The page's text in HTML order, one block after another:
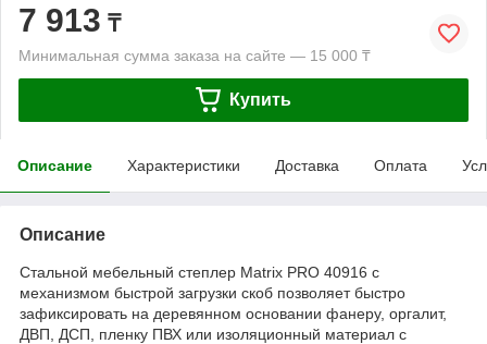
7 913 ₸
Минимальная сумма заказа на сайте — 15 000 ₸
Купить
Описание Характеристики Доставка Оплата
Описание
Стальной мебельный степлер Matrix PRO 40916 с
механизмом быстрой загрузки скоб позволяет быстро
зафиксировать на деревянном основании фанеру, оргалит,
ДВП, ДСП, пленку ПВХ или изоляционный материал с